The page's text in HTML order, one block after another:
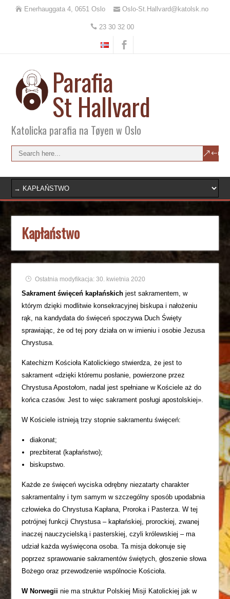
Enerhauggata 4, 0651 Oslo Oslo-St.Hallvard@katolsk.no
23 30 32 00
Parafia
St Hallvard
Katolicka parafia na Tøyen w Oslo
Kapłaństwo
Ostatnia modyfikacja: 30. kwietnia 2020
Sakrament święceń kapłańskich jest sakramentem, w
którym dzięki modlitwie konsekracyjnej biskupa i nałożeniu
rąk, na kandydata do święceń spoczywa Duch Święty
sprawiając, że od tej pory działa on w imieniu i osobie Jezusa
Chrystusa.
Katechizm Kościoła Katolickiego stwierdza, że jest to
sakrament «dzięki któremu posłanie, powierzone przez
Chrystusa Apostołom, nadal jest spełniane w Kościele aż do
końca czasów. Jest to więc sakrament posługi apostolskiej».
W Kościele istnieją trzy stopnie sakramentu święceń:
diakonat;
prezbiterat (kapłaństwo);
biskupstwo.
Każde ze święceń wyciska odrębny niezatarty charakter
sakramentalny i tym samym w szczególny sposób upodabnia
człowieka do Chrystusa Kapłana, Proroka i Pasterza. W tej
potrójnej funkcji Chrystusa – kapłańskiej, prorockiej, zwanej
inaczej nauczycielską i pasterskiej, czyli królewskiej – ma
udział każda wyświęcona osoba. Ta misja dokonuje się
poprzez sprawowanie sakramentów świętych, głoszenie słowa
Bożego oraz przewodzenie wspólnocie Kościoła.
W Norwegii nie ma struktur Polskiej Misji Katolickiej jak w